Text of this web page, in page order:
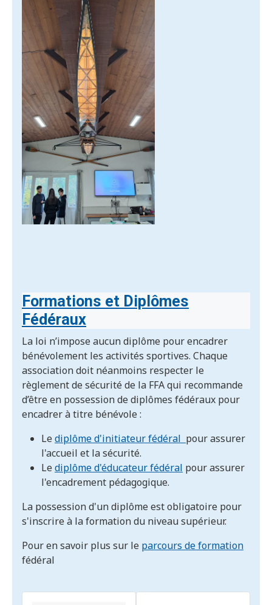
Formations et Diplômes
Fédéraux
La loi n’impose aucun diplôme pour encadrer
bénévolement les activités sportives. Chaque
association doit néanmoins respecter le
règlement de sécurité de la FFA qui recommande
d’être en possession de diplômes fédéraux pour
encadrer à titre bénévole :
Lediplôme d'initiateur fédéral pour assurer
l'accueil et la sécurité.
Lediplôme d'éducateur fédéral pour assurer
l'encadrement pédagogique.
La possession d'un diplôme est obligatoire pour
s'inscrire à la formation du niveau supérieur.
Pour en savoir plus sur le parcours de formation
fédéral